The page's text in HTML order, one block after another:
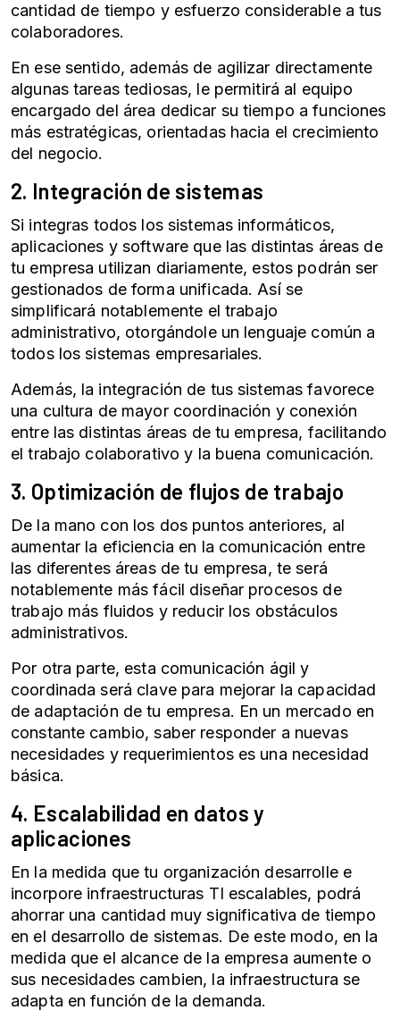
cantidad de tiempo y esfuerzo considerable a tus
colaboradores.
En ese sentido, además de agilizar directamente
algunas tareas tediosas, le permitirá al equipo
encargado del área dedicar su tiempo a funciones
más estratégicas, orientadas hacia el crecimiento
del negocio.
2. Integración de sistemas
Si integras todos los sistemas informáticos,
aplicaciones y software que las distintas áreas de
tu empresa utilizan diariamente, estos podrán ser
gestionados de forma unificada. Así se
simplificará notablemente el trabajo
administrativo, otorgándole un lenguaje común a
todos los sistemas empresariales.
Además, la integración de tus sistemas favorece
una cultura de mayor coordinación y conexión
entre las distintas áreas de tu empresa, facilitando
el trabajo colaborativo y la buena comunicación.
3. Optimización de flujos de trabajo
De la mano con los dos puntos anteriores, al
aumentar la eficiencia en la comunicación entre
las diferentes áreas de tu empresa, te será
notablemente más fácil diseñar procesos de
trabajo más fluidos y reducir los obstáculos
administrativos.
Por otra parte, esta comunicación ágil y
coordinada será clave para mejorar la capacidad
de adaptación de tu empresa. En un mercado en
constante cambio, saber responder a nuevas
necesidades y requerimientos es una necesidad
básica.
4. Escalabilidad en datos y
aplicaciones
En la medida que tu organización desarrolle e
incorpore infraestructuras TI escalables, podrá
ahorrar una cantidad muy significativa de tiempo
en el desarrollo de sistemas. De este modo, en la
medida que el alcance de la empresa aumente o
sus necesidades cambien, la infraestructura se
adapta en función de la demanda.